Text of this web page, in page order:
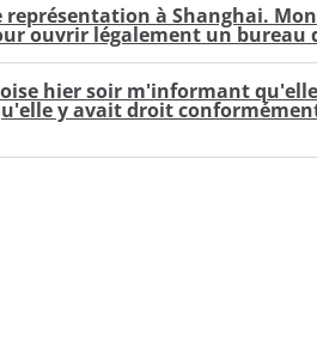
à Shanghai.
ouvrir légalement un bureau
hier soir m'informant
y avait droit